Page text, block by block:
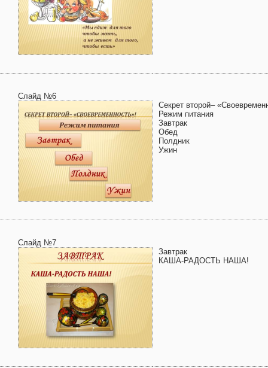
Слайд №6
Секрет второй–
Режим питания
Завтрак
Обед
Полдник
Ужин
Слайд №7
Завтрак
КАША-РАДОСТЬ НАША!